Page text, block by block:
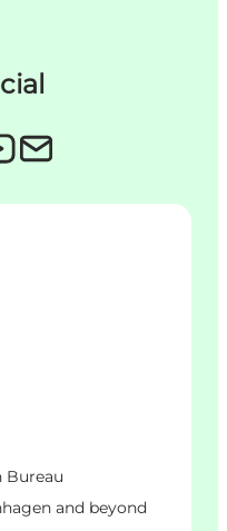
Bureau
and beyond